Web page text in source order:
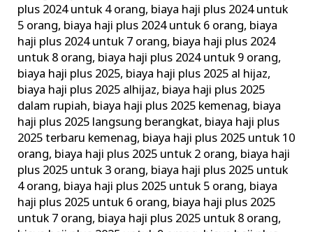
plus 2024 untuk 4 orang, biaya haji plus 2024 untuk
5 orang, biaya haji plus 2024 untuk 6 orang, biaya
haji plus 2024 untuk 7 orang, biaya haji plus 2024
untuk 8 orang, biaya haji plus 2024 untuk 9 orang,
biaya haji plus 2025, biaya haji plus 2025 al hijaz,
biaya haji plus 2025 alhijaz, biaya haji plus 2025
dalam rupiah, biaya haji plus 2025 kemenag, biaya
haji plus 2025 langsung berangkat, biaya haji plus
2025 terbaru kemenag, biaya haji plus 2025 untuk 10
orang, biaya haji plus 2025 untuk 2 orang, biaya haji
plus 2025 untuk 3 orang, biaya haji plus 2025 untuk
4 orang, biaya haji plus 2025 untuk 5 orang, biaya
haji plus 2025 untuk 6 orang, biaya haji plus 2025
untuk 7 orang, biaya haji plus 2025 untuk 8 orang,